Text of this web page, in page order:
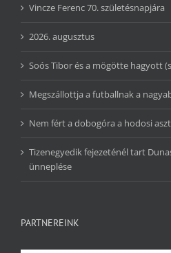
Vincze Ferenc 70. születésnapjára
2026. augusztus
Soós Tibor és a mögötte hagyott
Megszállottja a futballnak a
Nem fért a dobogóra a hodosi
Tizenegyedik fejezeténél tart
ünneplése
PARTNEREINK